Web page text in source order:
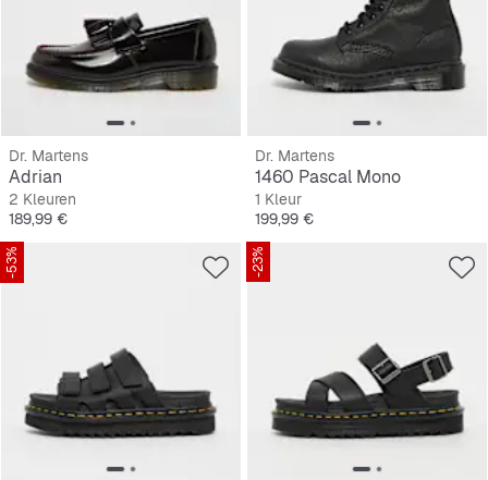
Dr. Martens
Adrian
2 Kleuren
Prijs
189,99 €
Dr. Martens
1460 Pascal Mono
1 Kleur
Prijs
199,99 €
-53% -23%